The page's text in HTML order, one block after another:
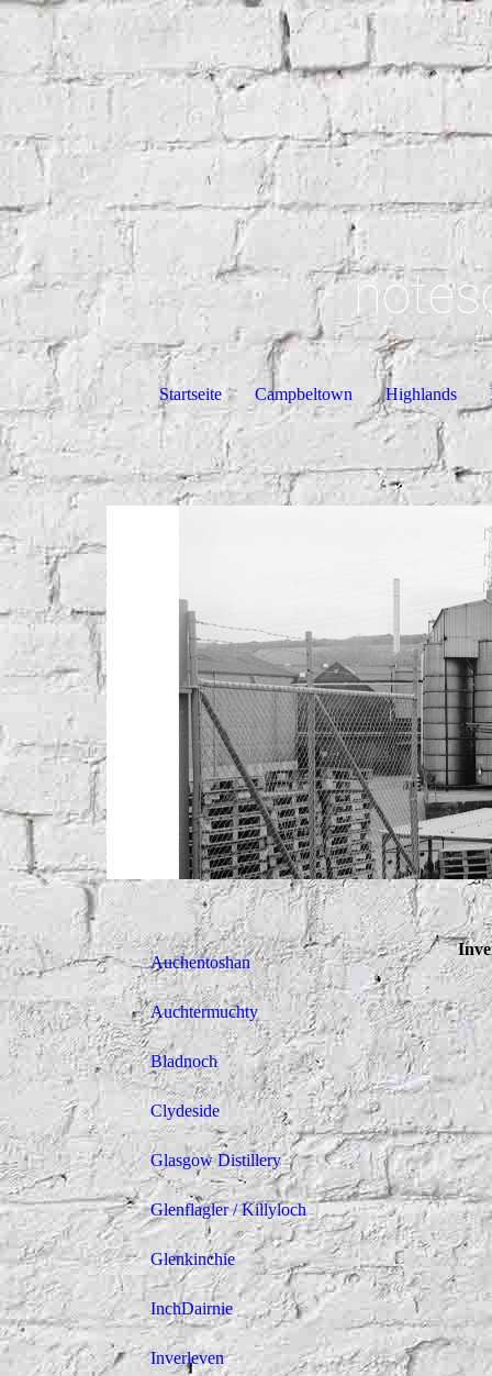
Startseite Campbeltown Highlands
Auchentoshan
Auchtermuchty
Bladnoch
Clydeside
Glasgow Distillery
Glenflagler / Killyloch
Glenkinchie
InchDairnie
Inverleven